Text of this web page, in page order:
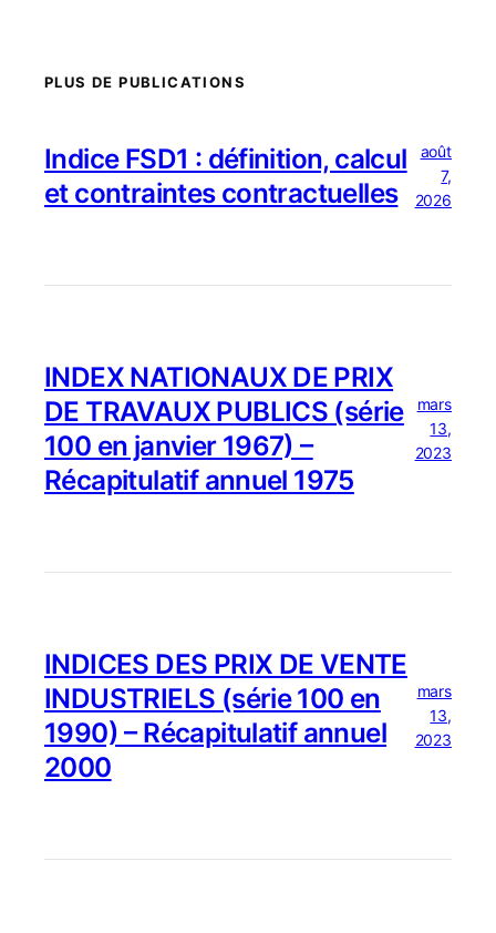
PLUS DE PUBLICATIONS
Indice FSD1 : définition, calcul
et contraintes contractuelles
août
7,
2026
INDEX NATIONAUX DE PRIX
DE TRAVAUX PUBLICS (série
100 en janvier 1967) –
Récapitulatif annuel 1975
mars
13,
2023
INDICES DES PRIX DE VENTE
INDUSTRIELS (série 100 en
1990) – Récapitulatif annuel
2000
mars
13,
2023